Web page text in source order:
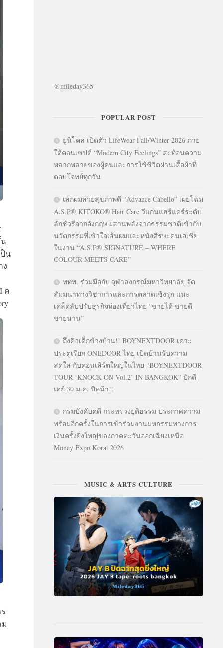
น
ง
ค
@mileday365
POPULAR POST
ยูนิโคล่ เปิดตัว LifeWear Fall/Winter 2026 ภาย
ใต้คอนเซปต์ “Modern City Feelings” สะท้อนความ
หลากหลายของผู้คนและการใช้ชีวิตผ่านเสื้อผ้าที่
ตอบโจทย์ทุกวัน
เสกผมสวยสุขภาพดี “Advance Cabello” เผยโฉม
A.S.P® KITOKO® Hair Care วีแกนแฮร์แคร์ระดับ
ลักชัวรีจากอังกฤษ ผสานพลังจากธรรมชาติเข้ากับ
นวัตกรรมที่เข้าใจเส้นผมและหนังศีรษะคนเอเชีย
ในงาน “A.S.P® SIGNATURE – WHERE
COLOUR MEETS CARE”
ททท. ร่วมมือกับ จุฬาลงกรณ์มหาวิทยาลัย จัด
สัมมนาทางวิชาการและการตลาดเชิงรุก แนะ
เคล็ดลับปรับธุรกิจท่องเที่ยวไทย “ขายได้ ขายดี
ขายนาน”
ถึงคิวเด็กข้างบ้าน!! BOYNEXTDOOR เคาะ
ประตูเรียก ONEDOOR ไทย เปิดบ้านรับความ
สดใส กับคอนเสิร์ตใหญ่ในไทย “BOYNEXTDOOR
TOUR ‘KNOCK ON Vol.2’ IN BANGKOK” ปักดี
เดย์ 30 ม.ค. ปีหน้า!!
กรมบังคับคดี กระทรวงยุติธรรม ประกาศความ
พร้อมอีกครั้งในการเข้าร่วมงานมหกรรมทางการ
เงินครั้งยิ่งใหญ่ของภาคตะวันออกเฉียงเหนือ
Money Expo Korat 2026
MUSIC & ARTS CULTURE